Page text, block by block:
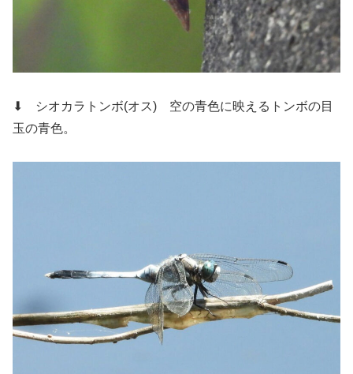
⬇ シオカラトンボ(オス) 空の青色に映えるトンボの目
玉の青色。